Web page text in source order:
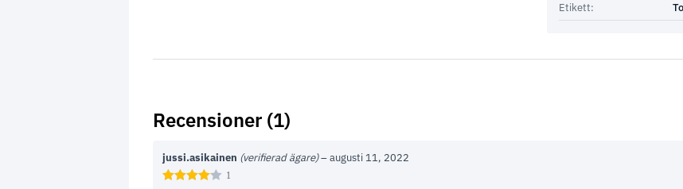
Etikett:
Recensioner (1)
1
jussi.asikainen (verifierad ägare)–augusti 11, 2022